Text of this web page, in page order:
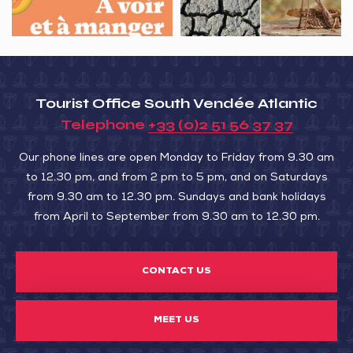
Les
des
réserve
Michel
Tourist Office South Vendée Atlantic
Telephone +33 (0)2 51 56 37 37
Our phone lines are open Monday to Friday from 9.30 am
to 12.30 pm, and from 2 pm to 5 pm, and on Saturdays
from 9.30 am to 12.30 pm. Sundays and bank holidays
from April to September from 9.30 am to 12.30 pm.
CONTACT US
MEET US